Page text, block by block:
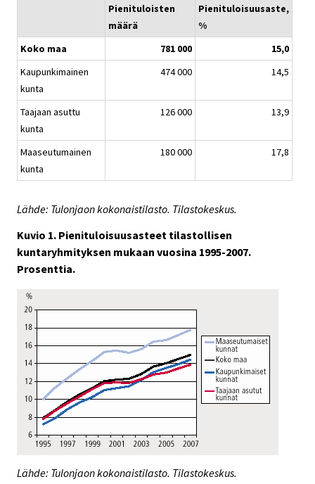
Pienituloisten
määrä
Pienituloisuusaste,
%
Koko maa
781 000
15,0
Kaupunkimainen
kunta
474 000 14,5
Taajaan asuttu
kunta
126 000 13,9
Maaseutumainen
kunta
180 000 17,8
Lähde: Tulonjaon kokonaistilasto. Tilastokeskus.
Kuvio 1. Pienituloisuusasteet tilastollisen
kuntaryhmityksen mukaan vuosina 1995-2007.
Prosenttia.
Lähde: Tulonjaon kokonaistilasto. Tilastokeskus.